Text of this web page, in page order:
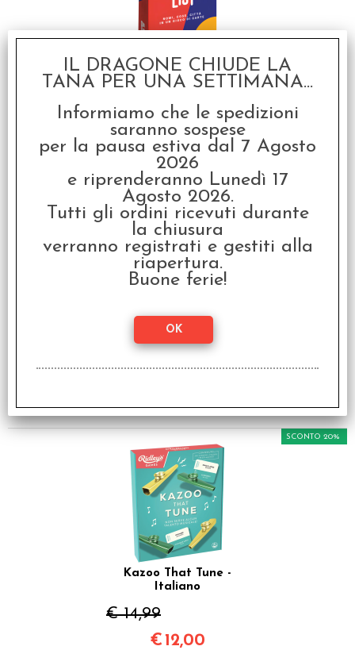
Crack List - Nomi, Cose,
Città in un Gioco di
Carte
€ 22,99
€18,39
Zombicide Chronicles -
La Strada per il
Paradiso
€ 39,90
Kazoo That Tune -
Italiano
€ 14,99
SCONTO 20%
€ 12,00
IL DRAGONE CHIUDE LA
TANA PER UNA SETTIMANA...
Informiamo che le spedizioni
saranno sospese
per la pausa estiva dal 7 Agosto
2026
e riprenderanno Lunedì 17
Agosto 2026.
Tutti gli ordini ricevuti durante
la chiusura
verranno registrati e gestiti alla
riapertura.
Buone ferie!